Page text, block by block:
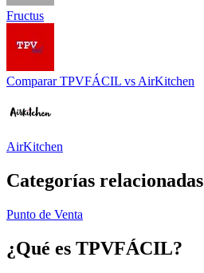
Fructus
Comparar TPVFÁCIL vs AirKitchen
AirKitchen
Categorías relacionadas
Punto de Venta
¿Qué es TPVFÁCIL?